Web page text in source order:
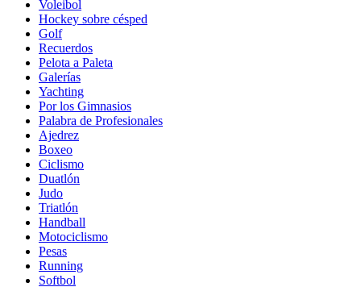
Voleibol
Hockey sobre césped
Golf
Recuerdos
Pelota a Paleta
Galerías
Yachting
Por los Gimnasios
Palabra de Profesionales
Ajedrez
Boxeo
Ciclismo
Duatlón
Judo
Triatlón
Handball
Motociclismo
Pesas
Running
Softbol